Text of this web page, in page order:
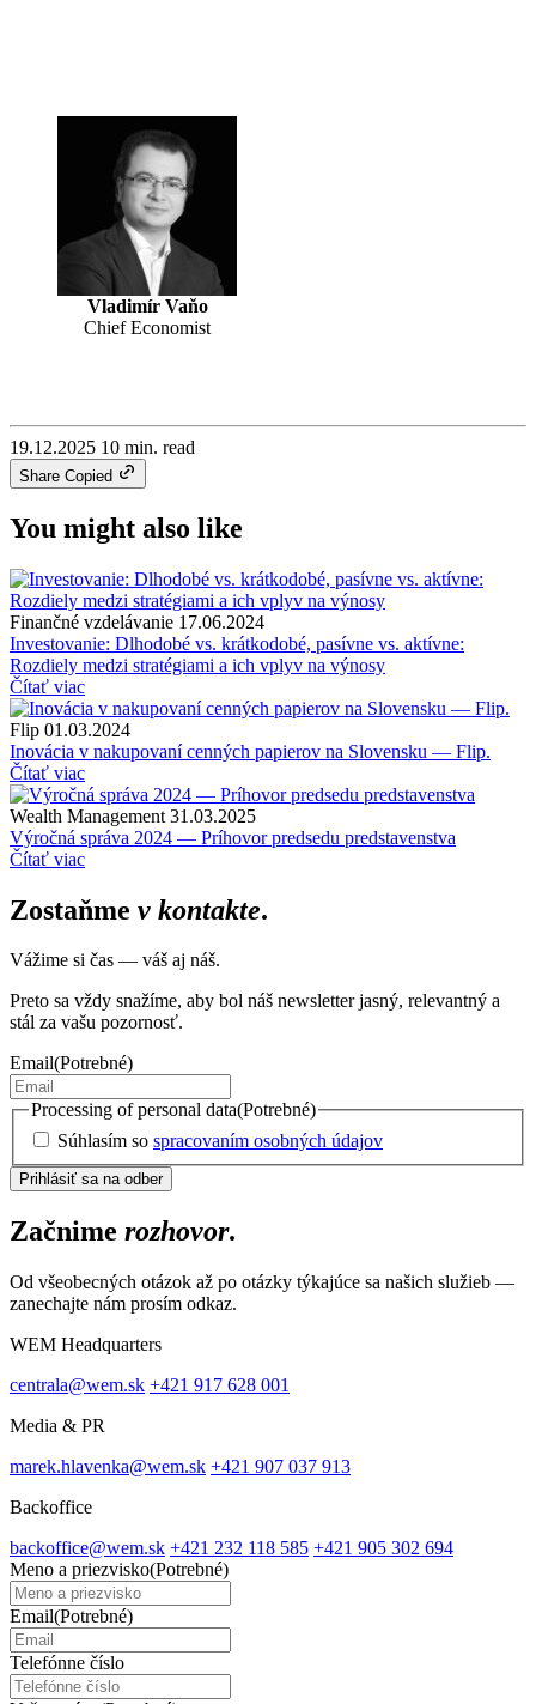
Vladimír Vaňo
Chief Economist
19.12.2025 10 min. read
Share Copied
You might also like
Finančné vzdelávanie 17.06.2024
Investovanie: Dlhodobé vs. krátkodobé, pasívne vs. aktívne:
Rozdiely medzi stratégiami a ich vplyv na výnosy
Čítať viac
Flip 01.03.2024
Inovácia v nakupovaní cenných papierov na Slovensku — Flip.
Čítať viac
Wealth Management 31.03.2025
Výročná správa 2024 — Príhovor predsedu predstavenstva
Čítať viac
Zostaňme v kontakte.
Vážime si čas — váš aj náš.
Preto sa vždy snažíme, aby bol náš newsletter jasný, relevantný a
stál za vašu pozornosť.
Email(Potrebné)
Processing of personal data(Potrebné)
Súhlasím so spracovaním osobných údajov
Začnime rozhovor.
Od všeobecných otázok až po otázky týkajúce sa našich služieb —
zanechajte nám prosím odkaz.
WEM Headquarters
centrala@wem.sk +421 917 628 001
Media & PR
marek.hlavenka@wem.sk +421 907 037 913
Backoffice
backoffice@wem.sk +421 232 118 585 +421 905 302 694
Meno a priezvisko(Potrebné)
Email(Potrebné)
Telefónne číslo